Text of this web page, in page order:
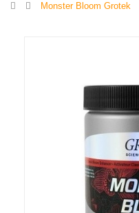
> Monster Bloom Grotek